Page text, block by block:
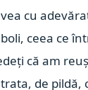
cu
ceea ce
că am
de pildă,